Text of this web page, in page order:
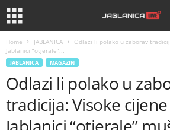
Home JABLANICA
Odlazi li polako u zaborav
Jablanici “otjerale”...
JABLANICA MAGAZIN
Odlazi li polako u
tradicija: Visoke